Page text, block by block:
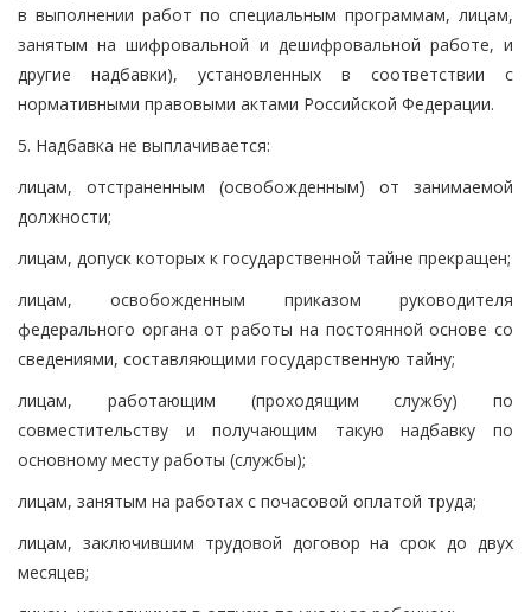
в выполнении работ по специальным программам, лицам,
занятым на шифровальной и дешифровальной работе, и
другие надбавки), установленных в соответствии с
нормативными правовыми актами Российской Федерации.
5. Надбавка не выплачивается:
лицам, отстраненным (освобожденным) от занимаемой
должности;
лицам, допуск которых к государственной тайне прекращен;
лицам, освобожденным приказом руководителя
федерального органа от работы на постоянной основе со
сведениями, составляющими государственную тайну;
лицам, работающим (проходящим службу) по
совместительству и получающим такую надбавку по
основному месту работы (службы);
лицам, занятым на работах с почасовой оплатой труда;
лицам, заключившим трудовой договор на срок до двух
месяцев;